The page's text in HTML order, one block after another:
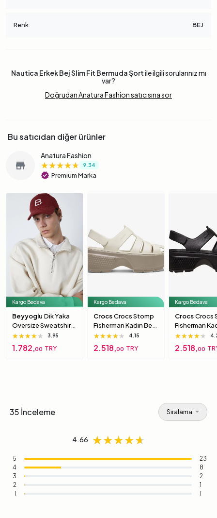
Renk BEJ
Nautica Erkek Bej Slim Fit Bermuda Şortile ilgili sorularınız mı
var?
Doğrudan Anatura Fashion satıcısına sor
Bu satıcıdan diğer ürünler
store
Anatura Fashion
★★★★★
★★★★★
★★★★★ 9.34
verified Premium Marka
Kargo Bedava
Beyyoglu Dik Yaka
Oversize Sweatshirt
S
★★★★★
★★★★★
★★★★★ 3.95
1.782,00 TRY
Kargo Bedava
CrocsCrocs Stomp
Fisherman Kadın Bej
Sandalet 39-40
★★★★★
★★★★★
★★★★★ 4.15
2.518,00 TRY
Kargo Bedava
CrocsCrocs
Fisherman
Siyah
40
★★★★★
★★★★★
★★★★★
2.518,00
35 İnceleme Sıralama
4.66 ★★★★★
★★★★★
★★★★★
5
23
4
8
3
2
2
1
1
1